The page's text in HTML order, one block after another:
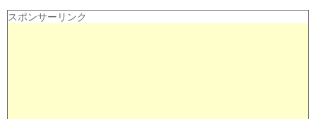
スポンサーリンク